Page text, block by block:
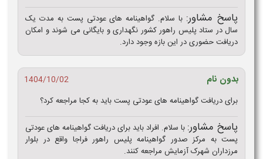
پاسخ مشاور: با سلام. گواهینامه های عودتی پست به مدت یک
سال در ستاد پلیس راهور کشور نگهداری و بایگانی می شوند و امکان
دریافت حضوری در این بازه وجود دارد.
بدون نام
1404/10/02
برای دریافت گواهینامه های عودتی پست باید به کجا مراجعه کرد؟
پاسخ مشاور: با سلام. افراد باید برای دریافت گواهینامه های عودتی
پست به مرکز صدور گواهینامه پلیس راهور فراجا واقع در بلوار
مرزداران شهرک آزمایش مراجعه کنند.